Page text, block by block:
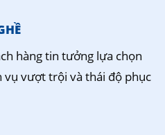
hàng tin tưởng lựa chọn
vụ vượt trội và thái độ phục